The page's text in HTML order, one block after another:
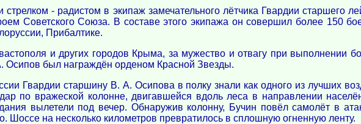
стрелком - радистом в экипаж замечательного лётчика Гвардии старшего
Советского Союза. В составе этого экипажа он совершил более 150
Прибалтике.
и других городов Крыма, за мужество и отвагу при выполнении
Осипов был награждён орденом Красной Звезды.
Гвардии старшину В. А. Осипова в полку знали как одного из лучших
по вражеской колонне, двигавшейся вдоль леса в направлении
вылетели под вечер. Обнаружив колонну, Бучин повёл самолёт в
Шоссе на несколько километров превратилось в сплошную огненную ленту.